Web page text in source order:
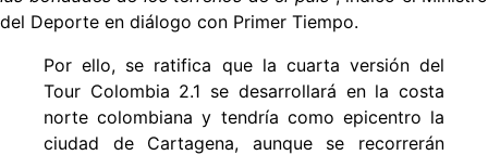
del Deporte en diálogo con Primer Tiempo.
Por ello, se ratifica que la cuarta versión del
Tour Colombia 2.1 se desarrollará en la costa
norte colombiana y tendría como epicentro la
ciudad de Cartagena, aunque se recorrerán